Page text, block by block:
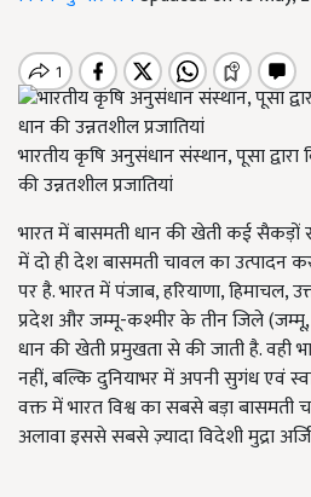
भारतीय कृषि अनुसंधान संस्थान, पूसा
की उन्नतशील प्रजातियां
भारत में बासमती धान की खेती कई सैकड़ों
में दो ही देश बासमती चावल का उत्पादन
पर है. भारत में पंजाब, हरियाणा, हिमाचल,
प्रदेश और जम्मू-कश्मीर के तीन जिले
धान की खेती प्रमुखता से की जाती है. वही
नहीं, बल्कि दुनियाभर में अपनी सुगंध एवं
वक्त में भारत विश्व का सबसे बड़ा बासमती
अलावा इससे सबसे ज़्यादा विदेशी मुद्रा